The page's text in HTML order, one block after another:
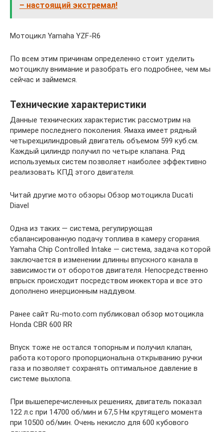
– настоящий экстремал!
Мотоцикл Yamaha YZF-R6
По всем этим причинам определенно стоит уделить
мотоциклу внимание и разобрать его подробнее, чем мы
сейчас и займемся.
Технические характеристики
Данные технических характеристик рассмотрим на
примере последнего поколения. Ямаха имеет рядный
четырехцилиндровый двигатель объемом 599 куб.см.
Каждый цилиндр получил по четыре клапана. Ряд
используемых систем позволяет наиболее эффективно
реализовать КПД этого двигателя.
Читай другие мото обзоры Обзор мотоцикла Ducati
Diavel
Одна из таких — система, регулирующая
сбалансированную подачу топлива в камеру сгорания.
Yamaha Chip Controlled Intake — система, задача которой
заключается в изменении длинны впускного канала в
зависимости от оборотов двигателя. Непосредственно
впрыск происходит посредством инжектора и все это
дополнено инерционным наддувом.
Ранее сайт Ru-moto.com публиковал обзор мотоцикла
Honda CBR 600 RR
Впуск тоже не остался топорным и получил клапан,
работа которого пропорциональна открыванию ручки
газа и позволяет сохранять оптимальное давление в
системе выхлопа.
При вышеперечисленных решениях, двигатель показал
122 л.с при 14700 об/мин и 67,5 Нм крутящего момента
при 10500 об/мин. Очень некисло для 600 кубового